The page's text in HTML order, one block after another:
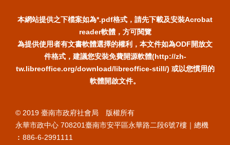
本網站提供之下檔案如為*.pdf格式，請先下載及安裝Acrobat
reader軟體，方可閱覽
為提供使用者有文書軟體選擇的權利，本文件如為ODF開放文
件格式，建議您安裝免費開源軟體(http://zh-
tw.libreoffice.org/download/libreoffice-still/) 或以您慣用的
軟體開啟文件。
© 2019 臺南市政府社會局 版權所有
永華市政中心 708201臺南市安平區永華路二段6號7樓｜總機
︰886-6-2991111